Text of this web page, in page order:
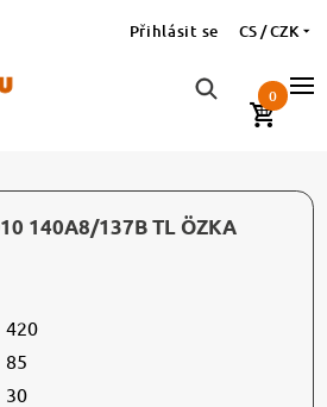
Přihlásit se CS / CZK
0
140A8/137B TL ÖZKA
420
85
30